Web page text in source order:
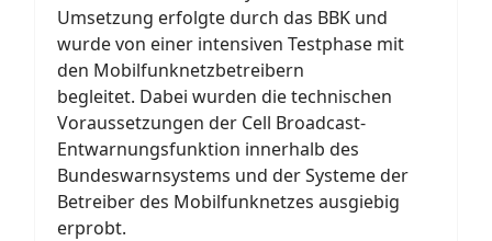
Umsetzung erfolgte durch das BBK und
wurde von einer intensiven Testphase mit
den Mobilfunknetzbetreibern
begleitet. Dabei wurden die technischen
Voraussetzungen der Cell Broadcast-
Entwarnungsfunktion innerhalb des
Bundeswarnsystems und der Systeme der
Betreiber des Mobilfunknetzes ausgiebig
erprobt.